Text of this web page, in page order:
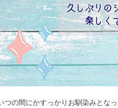
つの間にかすっかりお馴染みとな